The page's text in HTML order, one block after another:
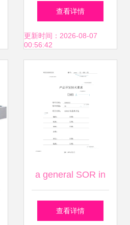
漆高清图鉴与技术
展望
查看详情
更新时间：2026-08-07
00:56:42
a general SOR in
auto parts (added
查看详情